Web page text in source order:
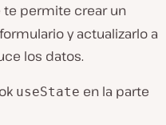
te permite crear un
y actualizarlo a
los datos.
useState en la parte